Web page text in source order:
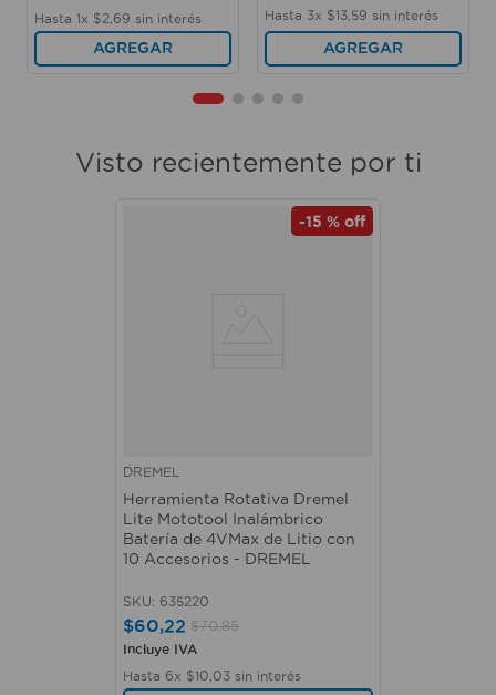
Hasta 1x $2 69 sin interés
AGREGAR
Hasta 3x $13 59 sin interés
AGREGAR
Visto recientemente por ti
-15 % off
DREMEL
Herramienta Rotativa Dremel
Lite Mototool Inalámbrico
Batería de 4VMax de Litio con
10 Accesorios - DREMEL
SKU: 635220
$60,22 $70,85
Incluye IVA
Hasta 6x $10 03 sin interés